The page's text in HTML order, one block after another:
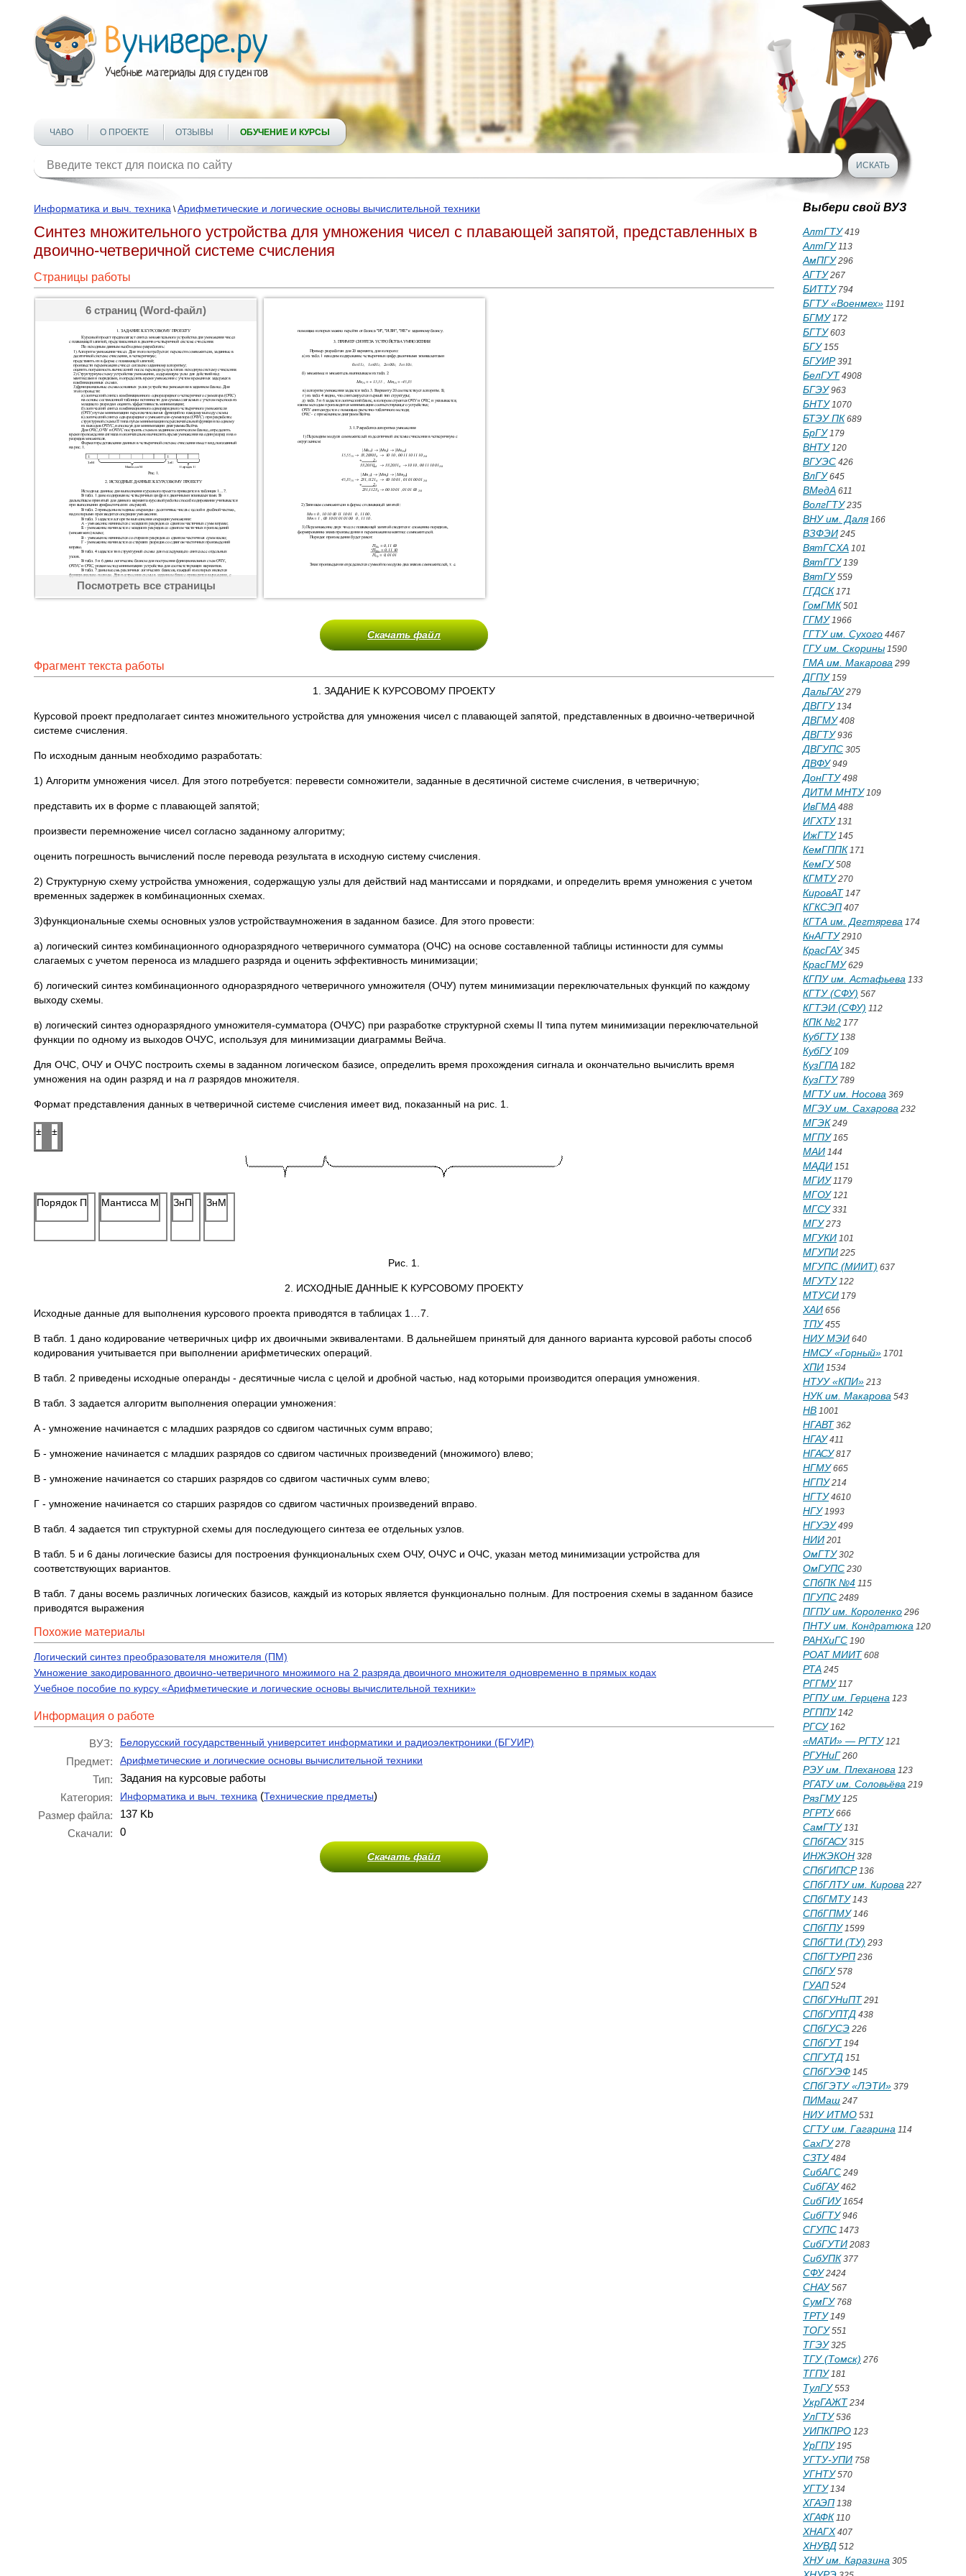
ЧАВО О ПРОЕКТЕ ОТЗЫВЫ ОБУЧЕНИЕ И КУРСЫ
Информатика и выч. техника \Арифметические и логические основы вычислительной техники
Синтез множительного устройства для умножения чисел с плавающей запятой, представленных в
двoичнo-четверичной системе счисления
Страницы работы
6 страниц (Word-файл)
Посмотреть все страницы
Скачать файл
Фрагмент текста работы
1. ЗАДАНИЕ K КУРСОВОМУ ПРОЕКТУ
Курсовой проект предполагает синтез множительного устройства для умножения чисел с плавающей запятой, представленных в двoичнo-четверичной
системе счисления.
По исходным данным необходимо разработать:
1) Алгоритм умножения чисел. Для этого потребуется: перевести сомножители, заданные в десятичной системе счисления, в четверичную;
представить их в форме с плавающей запятой;
произвести перемножение чисел согласно заданному алгоритму;
оценить погрешность вычислений после перевода результата в исходную систему счисления.
2) Структурную схему устройства умножения, содержащую узлы для действий над мантиссами и порядками, и определить время умножения с учетом
временных задержек в комбинационных схемах.
3)функциональные схемы основных узлов устройстваумножения в заданном базисе. Для этого провести:
а) логический синтез комбинационного одноразрядного четверичного сумматора (OЧC) на основе составленной таблицы истинности для суммы
слагаемых с учетом переноса из младшего разряда и оценить эффективность минимизации;
б) логический синтез комбинационного одноразрядного четверичного умножителя (ОЧУ) путем минимизации переключательных функций по каждому
выходу схемы.
в) логический синтез одноразрядного умножителя-сумматора (ОЧУС) при разработке структурной схемы II типа путем минимизации переключательной
функции по одному из выходов ОЧУС, используя для минимизации диаграммы Вейча.
Для OЧC, ОЧУ и OЧУC построить схемы в заданном логическом базисе, определить время прохождения сигнала и окончательно вычислить время
умножения на один разряд и на п разрядов множителя.
Формат представления данных в четверичной системе счисления имеет вид, показанный на рис. 1.
± ±
Порядок П Мантисса М ЗнП ЗнМ
Рис. 1.
2. ИСХОДНЫЕ ДАННЫЕ K КУРСОВОМУ ПРОЕКТУ
Исходные данные для выполнения курсового проекта приводятся в таблицах 1…7.
B табл. 1 дано кодирование четверичных цифр их двоичными эквивалентами. B дальнейшем принятый для данного варианта курсовой работы способ
кодирования учитывается при выполнении арифметических операций.
B табл. 2 приведены исходные операнды - десятичные числа с целой и дробной частью, над которыми производится операция умножения.
В табл. 3 задается алгоритм выполнения операции умножения:
A - умножение начинается с младших разрядов со сдвигом частичных сумм вправо;
Б - умножение начинается с младших разрядов со сдвигом частичных произведений (множимого) влево;
B - умножение начинается со старших разрядов со сдвигом частичных сумм влево;
Г - умножение начинается со старших разрядов со сдвигом частичных произведений вправо.
В табл. 4 задается тип структурной схемы для последующего синтеза ее отдельных узлов.
В табл. 5 и 6 даны логические базисы для построения функциональных схем ОЧУ, ОЧУС и ОЧС, указан метод минимизации устройства для
соответствующих вариантов.
В табл. 7 даны восемь различных логических базисов, каждый из которых является функционально полным. Для построения схемы в заданном базисе
приводятся выражения
Похожие материалы
Логический синтез преобразователя множителя (ПМ)
Умножение закодированного двоично-четверичного множимого на 2 разряда двоичного множителя одновременно в прямых кодах
Учебное пособие по курсу «Арифметические и логические основы вычислительной техники»
Информация о работе
ВУЗ: Белорусский государственный университет информатики и радиоэлектроники (БГУИР)
Предмет: Арифметические и логические основы вычислительной техники
Тип:
Задания на курсовые работы
Категория:
Информатика и выч. техника (Технические предметы)
Размер файла:
137 Kb
Скачали:
0
Скачать файл
Выбери свой ВУЗ
АлтГТУ419
АлтГУ113
АмПГУ296
АГТУ267
БИТТУ794
БГТУ «Военмех» 1191
БГМУ172
БГТУ603
БГУ155
БГУИР391
БелГУТ 4908
БГЭУ963
БНТУ1070
БТЭУ ПК 689
БрГУ179
ВНТУ120
ВГУЭС 426
ВлГУ645
ВМедА 611
ВолгГТУ235
ВНУ им. Даля166
ВЗФЭИ 245
ВятГСХА 101
ВятГГУ139
ВятГУ559
ГГДСК 171
ГомГМК 501
ГГМУ1966
ГГТУ им. Сухого 4467
ГГУ им. Скорины 1590
ГМА им. Макарова 299
ДГПУ159
ДальГАУ279
ДВГГУ134
ДВГМУ408
ДВГТУ936
ДВГУПС 305
ДВФУ949
ДонГТУ498
ДИТМ МНТУ109
ИвГМА 488
ИГХТУ131
ИжГТУ145
КемГППК 171
КемГУ508
КГМТУ270
КировАТ 147
КГКСЭП 407
КГТА им. Дегтярева 174
КнАГТУ2910
КрасГАУ345
КрасГМУ629
КГПУ им. Астафьева 133
КГТУ (СФУ) 567
КГТЭИ (СФУ) 112
КПК №2 177
КубГТУ138
КубГУ109
КузГПА 182
КузГТУ789
МГТУ им. Носова 369
МГЭУ им. Сахарова 232
МГЭК 249
МГПУ165
МАИ 144
МАДИ 151
МГИУ1179
МГОУ121
МГСУ331
МГУ273
МГУКИ 101
МГУПИ 225
МГУПС (МИИТ) 637
МГУТУ122
МТУСИ 179
ХАИ 656
ТПУ455
НИУ МЭИ 640
НМСУ «Горный» 1701
ХПИ 1534
НТУУ «КПИ» 213
НУК им. Макарова 543
НВ 1001
НГАВТ 362
НГАУ411
НГАСУ817
НГМУ665
НГПУ214
НГТУ4610
НГУ1993
НГУЭУ499
НИИ 201
ОмГТУ302
ОмГУПС 230
СПбПК №4 115
ПГУПС 2489
ПГПУ им. Короленко 296
ПНТУ им. Кондратюка 120
РАНХиГС 190
РОАТ МИИТ 608
РТА 245
РГГМУ117
РГПУ им. Герцена 123
РГППУ142
РГСУ162
«МАТИ» — РГТУ121
РГУНиГ 260
РЭУ им. Плеханова 123
РГАТУ им. Соловьёва 219
РязГМУ125
РГРТУ666
СамГТУ131
СПбГАСУ315
ИНЖЭКОН 328
СПбГИПСР136
СПбГЛТУ им. Кирова 227
СПбГМТУ143
СПбГПМУ146
СПбГПУ1599
СПбГТИ (ТУ) 293
СПбГТУРП 236
СПбГУ578
ГУАП 524
СПбГУНиПТ 291
СПбГУПТД 438
СПбГУСЭ 226
СПбГУТ 194
СПГУТД 151
СПбГУЭФ 145
СПбГЭТУ «ЛЭТИ» 379
ПИМаш 247
НИУ ИТМО 531
СГТУ им. Гагарина 114
СахГУ278
СЗТУ484
СибАГС 249
СибГАУ462
СибГИУ1654
СибГТУ946
СГУПС 1473
СибГУТИ 2083
СибУПК 377
СФУ2424
СНАУ567
СумГУ768
ТРТУ149
ТОГУ551
ТГЭУ325
ТГУ (Томск) 276
ТГПУ181
ТулГУ553
УкрГАЖТ 234
УлГТУ536
УИПКПРО 123
УрГПУ195
УГТУ-УПИ 758
УГНТУ570
УГТУ134
ХГАЭП 138
ХГАФК 110
ХНАГХ 407
ХНУВД 512
ХНУ им. Каразина 305